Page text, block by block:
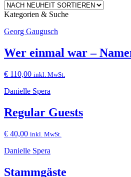
Kategorien & Suche
Georg Gaugusch
Wer einmal war –
€ 110,00 inkl. MwSt.
Danielle Spera
Regular Guests
€ 40,00 inkl. MwSt.
Danielle Spera
Stammgäste